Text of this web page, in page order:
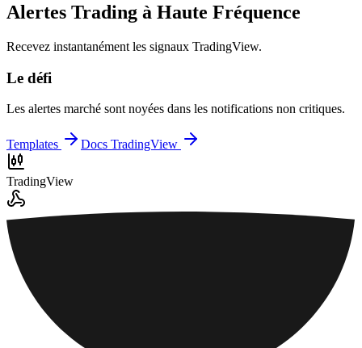
Alertes Trading à Haute Fréquence
Recevez instantanément les signaux TradingView.
Le défi
Les alertes marché sont noyées dans les notifications non critiques.
Templates Docs TradingView
TradingView